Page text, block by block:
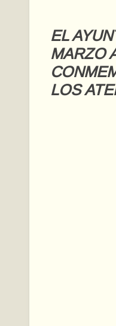
EL
MARZO
LOS